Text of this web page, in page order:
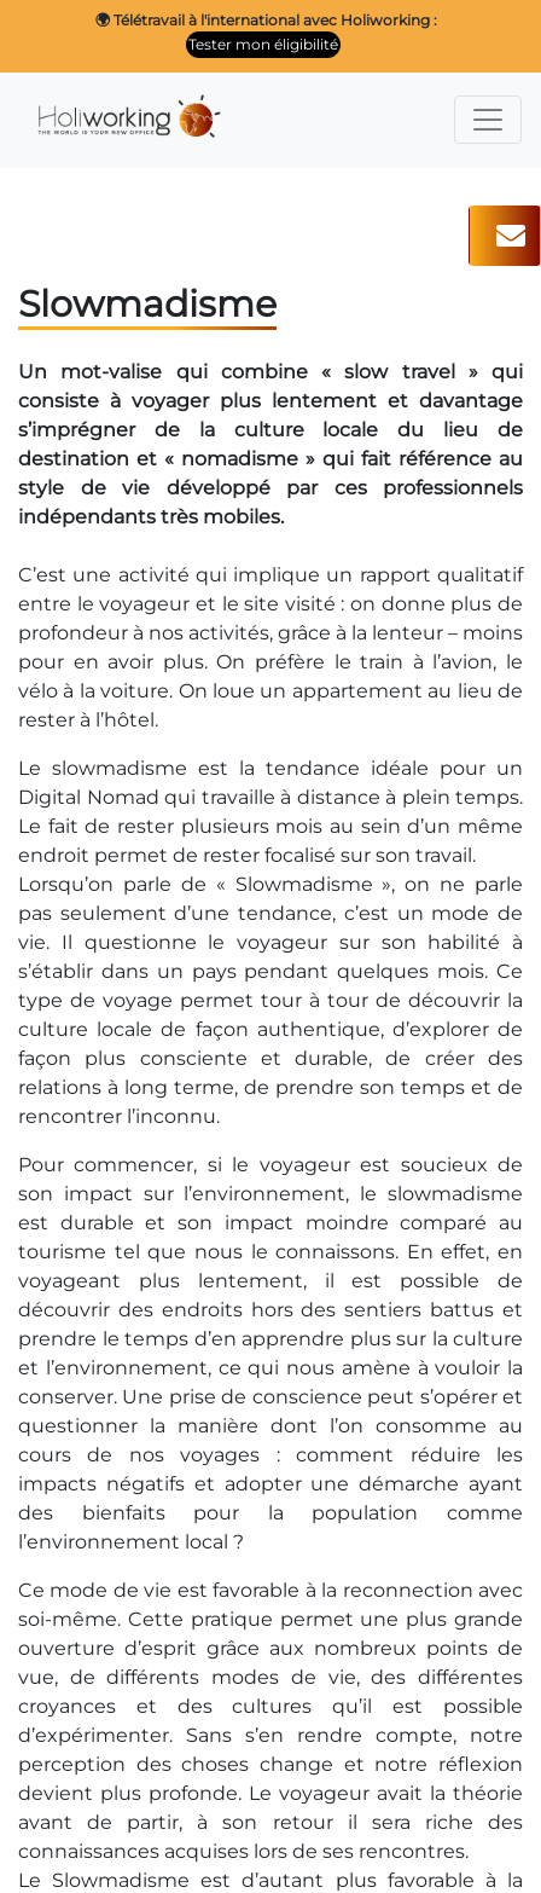
🌍 Télétravail à l'international avec Holiworking :
Tester mon éligibilité
Slowmadisme
Un mot-valise qui combine « slow travel » qui
consiste à voyager plus lentement et davantage
s’imprégner de la culture locale du lieu de
destination et « nomadisme » qui fait référence au
style de vie développé par ces professionnels
indépendants très mobiles.
C’est une activité qui implique un rapport qualitatif
entre le voyageur et le site visité : on donne plus de
profondeur à nos activités, grâce à la lenteur – moins
pour en avoir plus. On préfère le train à l’avion, le
vélo à la voiture. On loue un appartement au lieu de
rester à l’hôtel.
Le slowmadisme est la tendance idéale pour un
Digital Nomad qui travaille à distance à plein temps.
Le fait de rester plusieurs mois au sein d’un même
endroit permet de rester focalisé sur son travail.
Lorsqu’on parle de « Slowmadisme », on ne parle
pas seulement d’une tendance, c’est un mode de
vie. Il questionne le voyageur sur son habilité à
s’établir dans un pays pendant quelques mois. Ce
type de voyage permet tour à tour de découvrir la
culture locale de façon authentique, d’explorer de
façon plus consciente et durable, de créer des
relations à long terme, de prendre son temps et de
rencontrer l’inconnu.
Pour commencer, si le voyageur est soucieux de
son impact sur l’environnement, le slowmadisme
est durable et son impact moindre comparé au
tourisme tel que nous le connaissons. En effet, en
voyageant plus lentement, il est possible de
découvrir des endroits hors des sentiers battus et
prendre le temps d’en apprendre plus sur la culture
et l’environnement, ce qui nous amène à vouloir la
conserver. Une prise de conscience peut s’opérer et
questionner la manière dont l’on consomme au
cours de nos voyages : comment réduire les
impacts négatifs et adopter une démarche ayant
des bienfaits pour la population comme
l’environnement local ?
Ce mode de vie est favorable à la reconnection avec
soi-même. Cette pratique permet une plus grande
ouverture d’esprit grâce aux nombreux points de
vue, de différents modes de vie, des différentes
croyances et des cultures qu’il est possible
d’expérimenter. Sans s’en rendre compte, notre
perception des choses change et notre réflexion
devient plus profonde. Le voyageur avait la théorie
avant de partir, à son retour il sera riche des
connaissances acquises lors de ses rencontres.
Le Slowmadisme est d’autant plus favorable à la